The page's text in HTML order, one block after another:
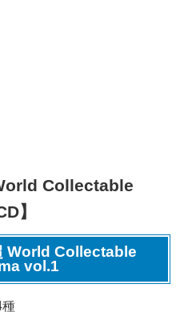
Collectable
】
World Collectable
vol.1